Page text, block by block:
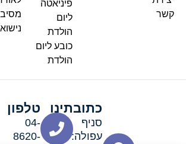
קשר
פיניאטה
ליום
הולדת
כובע ליום
הולדת
כתובתינו
סניף
עפולה:
טלפון
04-
8620-